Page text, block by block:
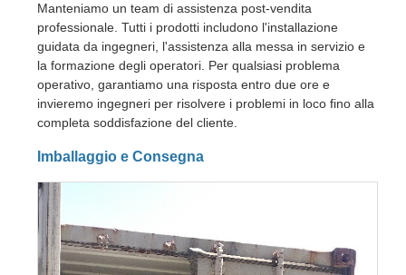
Manteniamo un team di assistenza post-vendita
professionale. Tutti i prodotti includono l'installazione
guidata da ingegneri, l'assistenza alla messa in servizio e
la formazione degli operatori. Per qualsiasi problema
operativo, garantiamo una risposta entro due ore e
invieremo ingegneri per risolvere i problemi in loco fino alla
completa soddisfazione del cliente.
Imballaggio e Consegna